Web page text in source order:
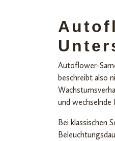
Autoflower-
beschreibt also
und wechselnde
Bei klassischen